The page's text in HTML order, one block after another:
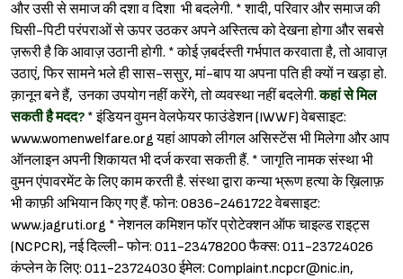
और उसी से समाज की दशा व दिशा भी बदलेगी. * शादी, परिवार और समाज की
घिसी-पिटी परंपराओं से ऊपर उठकर अपने अस्तित्व को देखना होगा और सबसे
ज़रूरी है कि आवाज़ उठानी होगी. * कोई ज़बर्दस्ती गर्भपात करवाता है, तो आवाज़
उठाएं, फिर सामने भले ही सास-ससुर, मां-बाप या अपना पति ही क्यों न खड़ा हो.
क़ानून बने हैं, उनका उपयोग नहीं करेंगे, तो व्यवस्था नहीं बदलेगी.कहां से मिल
सकती है मदद? * इंडियन वुमन वेलफेयर फाउंडेशन (IWWF) वेबसाइट:
www.womenwelfare.org यहां आपको लीगल असिस्टेंस भी मिलेगा और आप
ऑनलाइन अपनी शिकायत भी दर्ज करवा सकती हैं. * जागृति नामक संस्था भी
वुमन एंपावरमेंट के लिए काम करती है. संस्था द्वारा कन्या भ्रूण हत्या के ख़िलाफ़
भी काफ़ी अभियान किए गए हैं. फोन: 0836-2461722 वेबसाइट:
www.jagruti.org * नेशनल कमिशन फॉर प्रोटेक्शन ऑफ चाइल्ड राइट्स
(NCPCR), नई दिल्ली- फोन: 011-23478200 फैक्स: 011-23724026
कंप्लेन के लिए: 011-23724030 ईमेल: Complaint.ncpcr@nic.in,